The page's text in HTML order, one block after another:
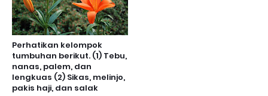
Perhatikan kelompok
tumbuhan berikut. (1) Tebu,
nanas, palem, dan
lengkuas (2) Sikas, melinjo,
pakis haji, dan salak